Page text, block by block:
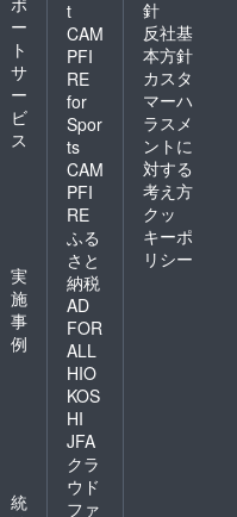
ー
ト
サ
ー
ビ
ス
実
施
事
例
統
t
CAM
PFI
RE
for
Spor
ts
CAM
PFI
RE
ふる
さと
納税
AD
FOR
ALL
HIO
KOS
HI
JFA
クラ
ウド
ファ
針
反社基
本方針
カスタ
マーハ
ラスメ
ントに
対する
考え方
クッ
キーポ
リシー